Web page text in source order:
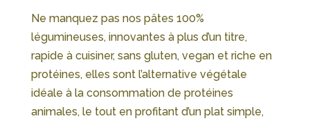
Ne manquez pas nos pâtes 100%
légumineuses, innovantes à plus d’un titre,
rapide à cuisiner, sans gluten, vegan et riche en
protéines, elles sont l’alternative végétale
idéale à la consommation de protéines
animales, le tout en profitant d’un plat simple,